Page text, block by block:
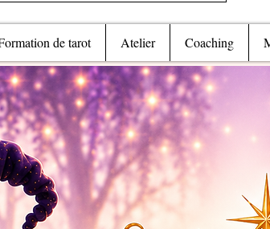
de tarot Atelier Coaching